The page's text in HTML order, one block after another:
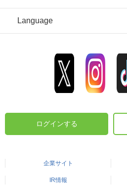
Language
ログインする
企業サイト
IR情報